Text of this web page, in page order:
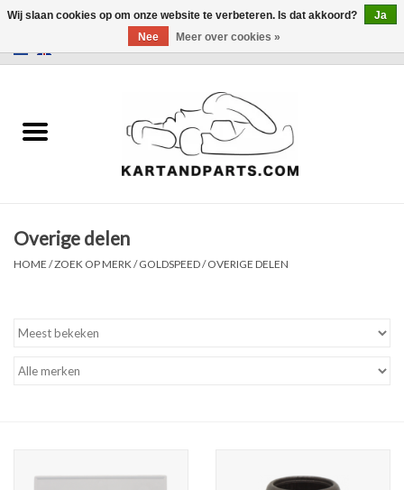
Sale
Kart Onderdelen
Banden
Overige delen
HOME /ZOEK OP MERK /GOLDSPEED/OVERIGE DELEN
Wij slaan cookies op om onze website te verbeteren. Is dat akkoord?
Ja
Nee
Meer over cookies »